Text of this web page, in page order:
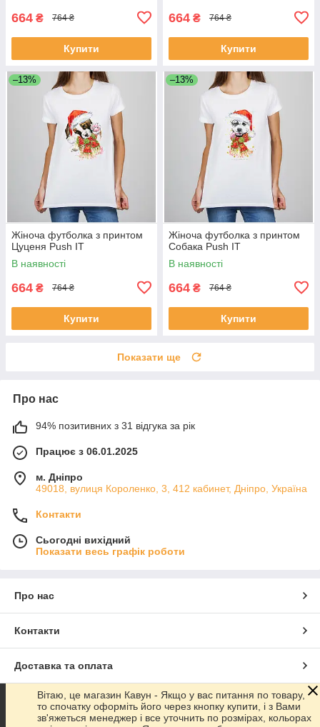
664 ₴ 764 ₴
Купити
664 ₴ 764 ₴
Купити
–13%
Жіноча футболка з принтом
Цуценя Push IT
В наявності
664 ₴ 764 ₴
Купити
–13%
Жіноча футболка з принтом
Собака Push IT
В наявності
664 ₴ 764 ₴
Купити
Показати ще
Про нас
94% позитивних з 31 відгука за рік
Працює з 06.01.2025
м. Дніпро
49018, вулиця Короленко, 3, 412 кабинет, Дніпро, Україна
Контакти
Сьогодні вихідний
Показати весь графік роботи
Про нас
Контакти
Доставка та оплата
Графік роботи
Вітаю, це магазин Кавун - Якщо у вас питання по товару,
то спочатку оформіть його через кнопку купити, і з Вами
зв'яжеться менеджер і все уточнить по розмірах, кольорах